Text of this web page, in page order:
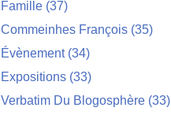
Famille (37)
Commeinhes François (35)
Évènement(34)
Expositions (33)
Verbatim Du Blogosphère (33)